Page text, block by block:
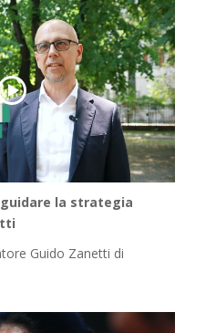
guidare la strategia
Guido Zanetti di